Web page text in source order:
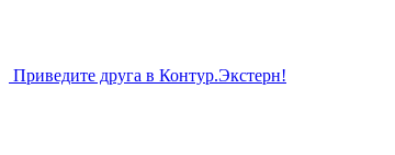
Приведите друга в Контур.Экстерн!